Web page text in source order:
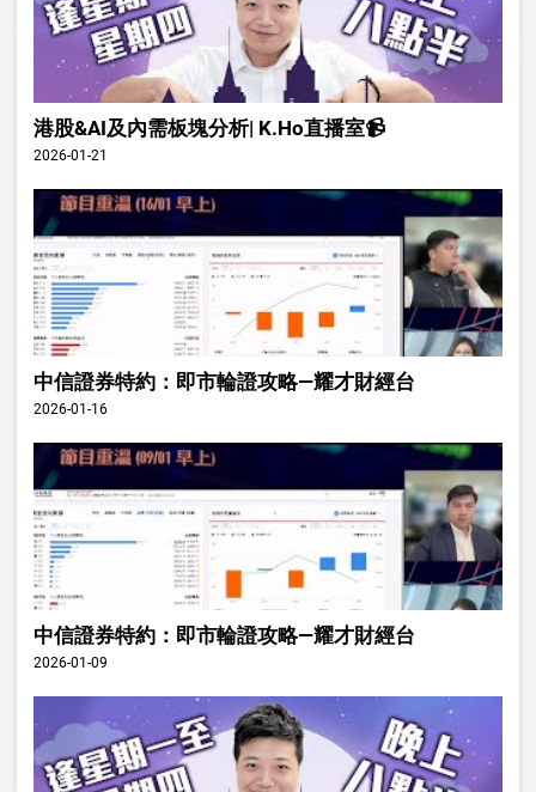
港股&AI及內需板塊分析| K.Ho直播室📹
2026-01-21
中信證券特約：即市輪證攻略—耀才財經台
2026-01-16
中信證券特約：即市輪證攻略—耀才財經台
2026-01-09